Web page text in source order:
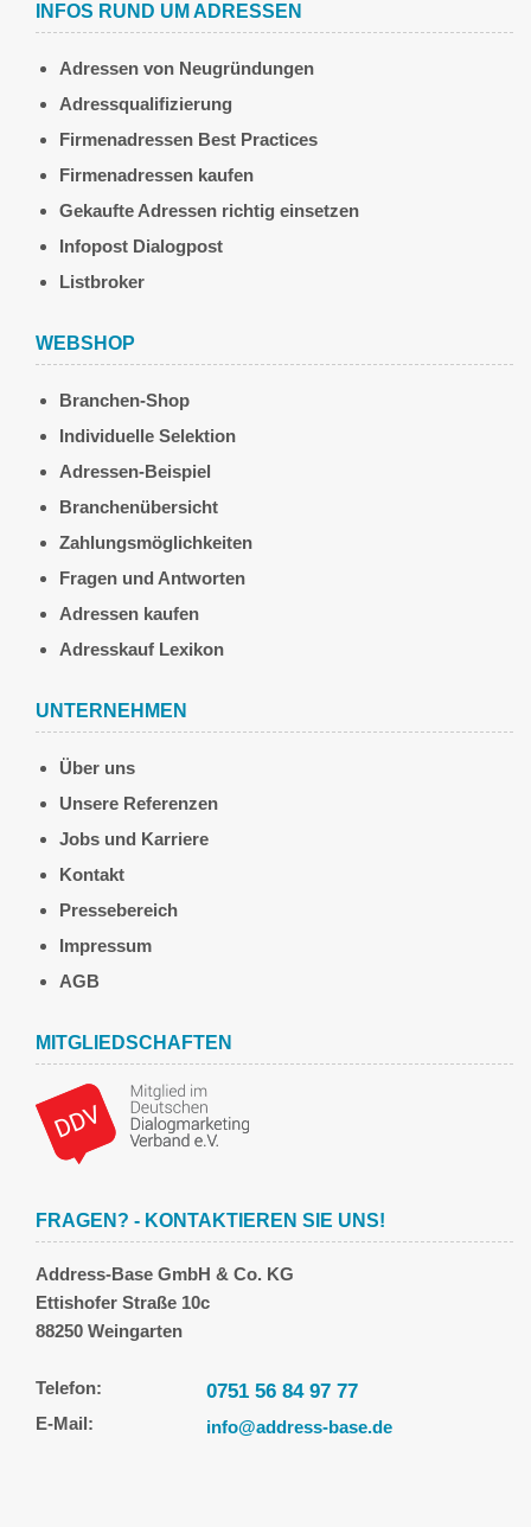
INFOS RUND UM ADRESSEN
Adressen von Neugründungen
Adressqualifizierung
Firmenadressen Best Practices
Firmenadressen kaufen
Gekaufte Adressen richtig einsetzen
Infopost Dialogpost
Listbroker
WEBSHOP
Branchen-Shop
Individuelle Selektion
Adressen-Beispiel
Branchenübersicht
Zahlungsmöglichkeiten
Fragen und Antworten
Adressen kaufen
Adresskauf Lexikon
UNTERNEHMEN
Über uns
Unsere Referenzen
Jobs und Karriere
Kontakt
Pressebereich
Impressum
AGB
MITGLIEDSCHAFTEN
FRAGEN? - KONTAKTIEREN SIE UNS!
Address-Base GmbH & Co. KG
Ettishofer Straße 10c
88250 Weingarten
Telefon: 0751 56 84 97 77
E-Mail: info@address-base.de